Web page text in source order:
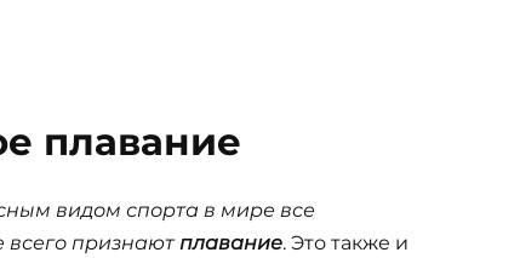
плавание
видом спорта в мире все
признаютплавание. Это также и